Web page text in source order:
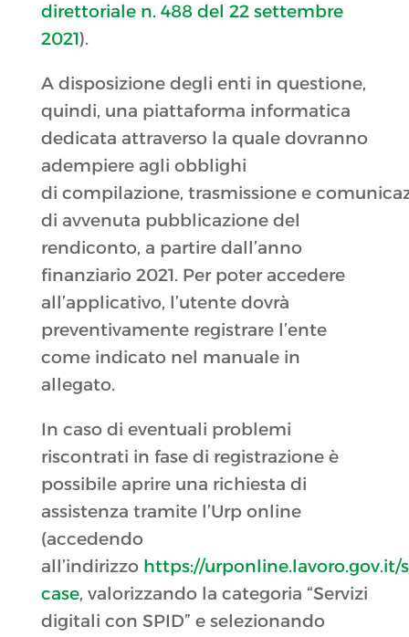
direttoriale n. 488 del 22 settembre
2021).
A disposizione degli enti in questione,
quindi, una piattaforma informatica
dedicata attraverso la quale dovranno
adempiere agli obblighi
di compilazione, trasmissione e
di avvenuta pubblicazione del
rendiconto, a partire dall’anno
finanziario 2021. Per poter accedere
all’applicativo, l’utente dovrà
preventivamente registrare l’ente
come indicato nel manuale in
allegato.
In caso di eventuali problemi
riscontrati in fase di registrazione è
possibile aprire una richiesta di
assistenza tramite l’Urp online
(accedendo
all’indirizzo https://urponline.lavoro.gov.it/
case, valorizzando la categoria “Servizi
digitali con SPID” e selezionando